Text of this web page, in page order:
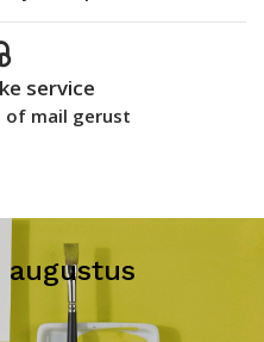
service
of mail gerust